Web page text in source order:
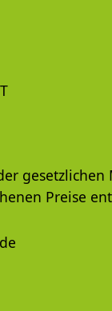
gesetzlichen
Preise